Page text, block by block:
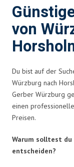
von
Du bist auf der
Würzburg nach
Gerber Würzburg
einen
Preisen.
Warum solltest du
entscheiden?